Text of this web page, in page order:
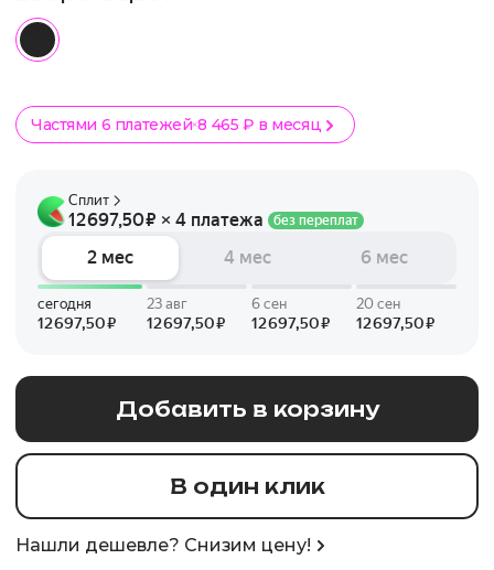
Частями 6 платежей 8 465 ₽ в месяц
Добавить в корзину
В один клик
Нашли дешевле? Снизим цену!